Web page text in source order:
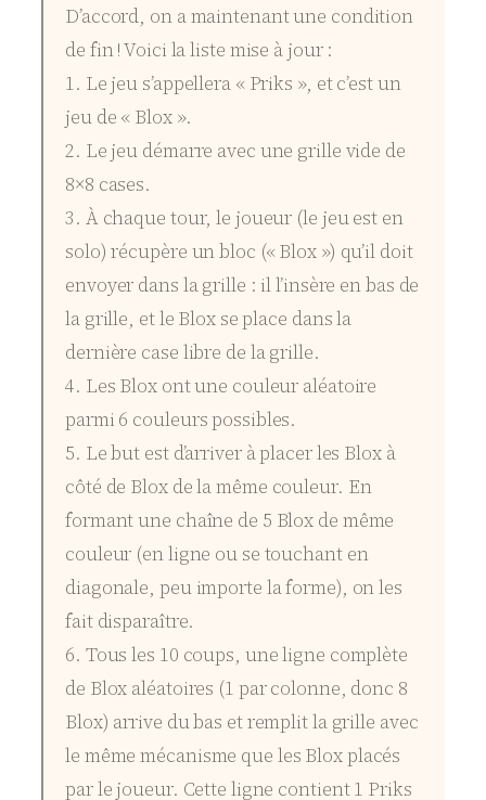
D’accord, on a maintenant une condition
de fin ! Voici la liste mise à jour :
1. Le jeu s’appellera « Priks », et c’est un
jeu de « Blox ».
2. Le jeu démarre avec une grille vide de
8×8 cases.
3. À chaque tour, le joueur (le jeu est en
solo) récupère un bloc (« Blox ») qu’il doit
envoyer dans la grille : il l’insère en bas de
la grille, et le Blox se place dans la
dernière case libre de la grille.
4. Les Blox ont une couleur aléatoire
parmi 6 couleurs possibles.
5. Le but est d’arriver à placer les Blox à
côté de Blox de la même couleur. En
formant une chaîne de 5 Blox de même
couleur (en ligne ou se touchant en
diagonale, peu importe la forme), on les
fait disparaître.
6. Tous les 10 coups, une ligne complète
de Blox aléatoires (1 par colonne, donc 8
Blox) arrive du bas et remplit la grille avec
le même mécanisme que les Blox placés
par le joueur. Cette ligne contient 1 Priks